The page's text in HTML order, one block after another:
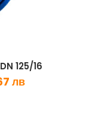
125/16
лв